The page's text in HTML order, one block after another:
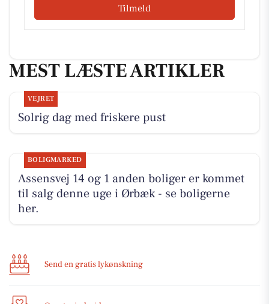
Tilmeld
MEST LÆSTE ARTIKLER
VEJRET
Solrig dag med friskere pust
BOLIGMARKED
Assensvej 14 og 1 anden boliger er kommet
til salg denne uge i Ørbæk - se boligerne
her.
Send en gratis lykønskning